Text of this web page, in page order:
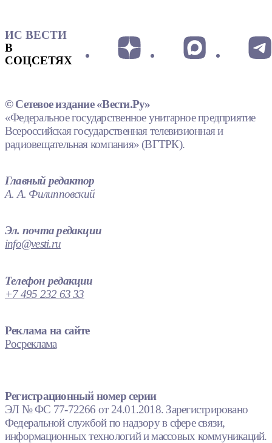
ИС ВЕСТИ
В
СОЦСЕТЯХ
© Сетевое издание «Вести.Ру»
«Федеральное государственное унитарное предприятие
Всероссийская государственная телевизионная и
радиовещательная компания» (ВГТРК).
Главный редактор
А. А. Филипповский
Эл. почта редакции
info@vesti.ru
Телефон редакции
+7 495 232 63 33
Реклама на сайте
Росреклама
Регистрационный номер серии
ЭЛ № ФС 77-72266 от 24.01.2018. Зарегистрировано
Федеральной службой по надзору в сфере связи,
информационных технологий и массовых коммуникаций.